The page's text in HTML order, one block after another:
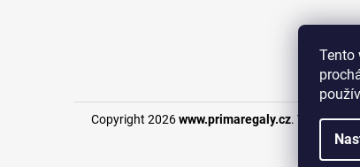
Tento
Copyright 2026www.primaregaly.cz. Všechna